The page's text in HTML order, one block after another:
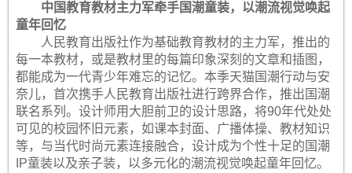
中国教育教材主力军牵手国潮童装，以潮流视觉唤起
童年回忆
人民教育出版社作为基础教育教材的主力军，推出的
每一本教材，或是教材里的每篇印象深刻的文章和插图，
都能成为一代青少年难忘的记忆。本季天猫国潮行动与安
奈儿，首次携手人民教育出版社进行跨界合作，推出国潮
联名系列。设计师用大胆前卫的设计思路，将90年代处处
可见的校园怀旧元素，如课本封面、广播体操、教材知识
等，与当代时尚元素连接融合，设计成为个性十足的国潮
IP童装以及亲子装，以多元化的潮流视觉唤起童年回忆。